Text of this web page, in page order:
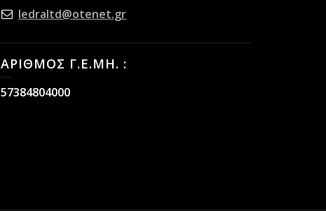
ledraltd@otenet.gr
ΑΡΙΘΜΟΣ Γ.Ε.ΜΗ. :
57384804000